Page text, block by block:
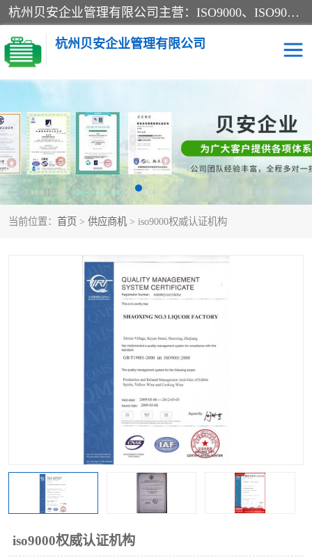
杭州贝安企业管理有限公司主营：ISO9000、ISO9000认证、ISO9001认证、ISO14000认证、ISO14001认证等系列企业认证服务。
杭州贝安企业管理有限公司
当前位置： 首页 > 供应商机 > iso9000权威认证机构
iso9000权威认证机构
CE认证 ISO13485认证
SA认证 CCC认证
OHSAS18001认证
45001认证